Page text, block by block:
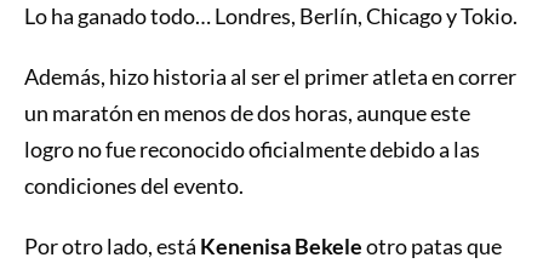
Lo ha ganado todo… Londres, Berlín, Chicago y Tokio.
Además, hizo historia al ser el primer atleta en correr
un maratón en menos de dos horas, aunque este
logro no fue reconocido oficialmente debido a las
condiciones del evento.
Por otro lado, está Kenenisa Bekeleotro patas que